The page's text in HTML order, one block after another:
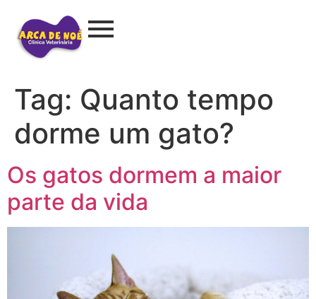
Tag: Quanto tempo
dorme um gato?
Os gatos dormem a maior
parte da vida